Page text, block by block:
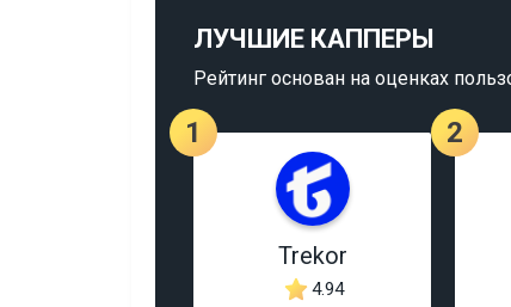
ЛУЧШИЕ КАППЕРЫ
Рейтинг основан на оценках
1
Trekor
4.94
2